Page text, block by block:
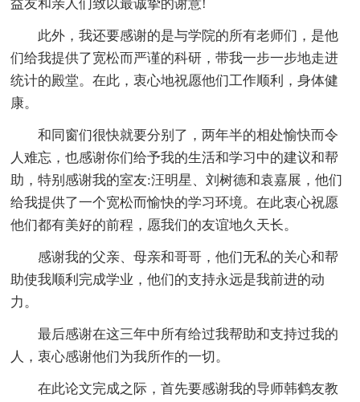
益友和亲人们致以最诚挚的谢意!
此外，我还要感谢的是与学院的所有老师们，是他
们给我提供了宽松而严谨的科研，带我一步一步地走进
统计的殿堂。在此，衷心地祝愿他们工作顺利，身体健
康。
和同窗们很快就要分别了，两年半的相处愉快而令
人难忘，也感谢你们给予我的生活和学习中的建议和帮
助，特别感谢我的室友:汪明星、刘树德和袁嘉展，他们
给我提供了一个宽松而愉快的学习环境。在此衷心祝愿
他们都有美好的前程，愿我们的友谊地久天长。
感谢我的父亲、母亲和哥哥，他们无私的关心和帮
助使我顺利完成学业，他们的支持永远是我前进的动
力。
最后感谢在这三年中所有给过我帮助和支持过我的
人，衷心感谢他们为我所作的一切。
在此论文完成之际，首先要感谢我的导师韩鹤友教